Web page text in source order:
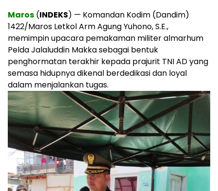
Maros (INDEKS) — Komandan Kodim (Dandim)
1422/Maros Letkol Arm Agung Yuhono, S.E.,
memimpin upacara pemakaman militer almarhum
Pelda Jalaluddin Makka sebagai bentuk
penghormatan terakhir kepada prajurit TNI AD yang
semasa hidupnya dikenal berdedikasi dan loyal
dalam menjalankan tugas.